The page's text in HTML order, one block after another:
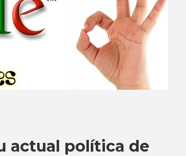
actual política de